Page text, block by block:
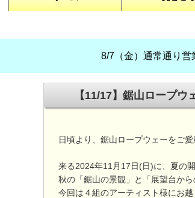
8/7（金）通常通り
【11/17】鋸山ロープ
日頃より、鋸山ロープウェーをご
来る2024年11月17日(日)に、夏の
秋の「鋸山の景観」と「展望台か
今回は４組のアーティスト様にお